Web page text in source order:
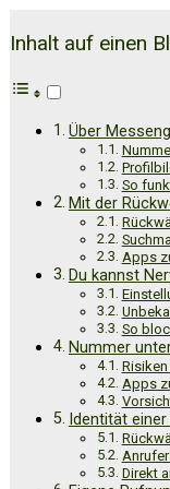
Inhalt auf einen
Über
So
Mit der
Apps
Du kannst
So
Nummer
Apps
Identität
Direkt